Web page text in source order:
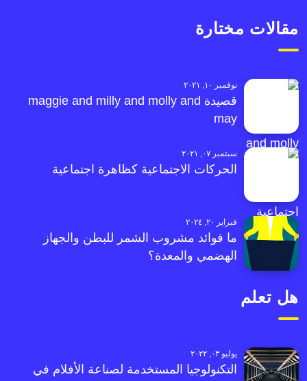
مقالات مختارة
نوفمبر ١٠, ٢٠٢١
قصيدة maggie and milly and molly and
may
سبتمبر ٠٧, ٢٠٢١
الحركات الاجتماعية كظاهرة اجتماعية
فبراير ٢٠, ٢٠٢٤
ما فوائد مشروب الشمر للبطن والجهاز
الهضمي والمعدة؟
هل تعلم
يوليو ٠٣, ٢٠٢٢
التكنولوجيا المستخدمة لصناعة الأفلام في